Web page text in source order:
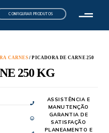
CONFIGURAR PRODUTOS
CARNES/ PICADORA DE CARNE 250
250 KG
ASSISTÊNCIA E
MANUTENÇÃO
GARANTIA DE
SATISFAÇÃO
PLANEAMENTO E